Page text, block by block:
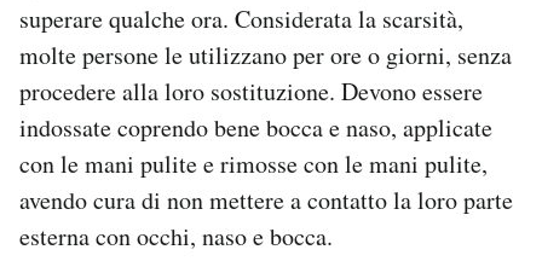
superare qualche ora. Considerata la scarsità,
molte persone le utilizzano per ore o giorni, senza
procedere alla loro sostituzione. Devono essere
indossate coprendo bene bocca e naso, applicate
con le mani pulite e rimosse con le mani pulite,
avendo cura di non mettere a contatto la loro parte
esterna con occhi, naso e bocca.